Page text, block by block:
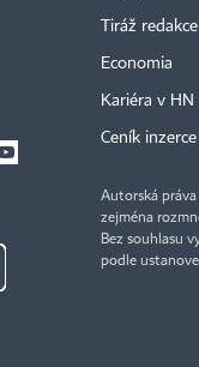
Tiráž
Economia
Kariéra v HN
Ceník inzerce
Autorská
zejména
Bez souhlasu
podle